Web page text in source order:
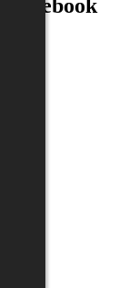
Facebook